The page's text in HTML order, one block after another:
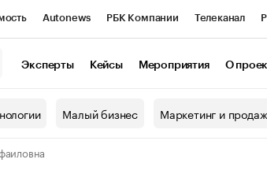
Autonews РБК Компании Телеканал
Эксперты Кейсы Мероприятия О
Малый бизнес Маркетинг и